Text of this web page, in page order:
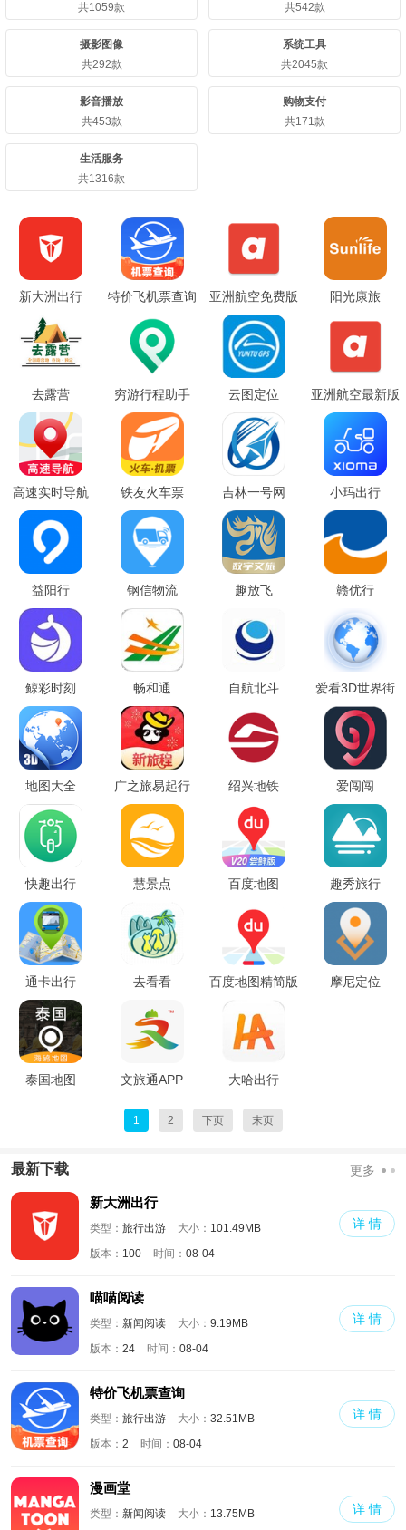
共1059款
共542款
摄影图像
共292款
系统工具
共2045款
影音播放
共453款
购物支付
共171款
生活服务
共1316款
新大洲出行 特价飞机票查询 亚洲航空免费版 阳光康旅
去露营 穷游行程助手 云图定位 亚洲航空最新版
高速实时导航 铁友火车票 吉林一号网 小玛出行
益阳行 钢信物流 趣放飞 赣优行
鲸彩时刻 畅和通 自航北斗
爱看3D世界街
景地图
地图大全 广之旅易起行 绍兴地铁 爱闯闯
快趣出行 慧景点 百度地图 趣秀旅行
通卡出行 去看看 百度地图精简版 摩尼定位
泰国地图 文旅通APP 大哈出行
1 2 下页 末页
最新下载 更多
新大洲出行
类型： 旅行出游 大小： 101.49MB
版本： 100 时间： 08-04
详 情
喵喵阅读
类型： 新闻阅读 大小： 9.19MB
版本： 24 时间： 08-04
详 情
特价飞机票查询
类型： 旅行出游 大小： 32.51MB
版本： 2 时间： 08-04
详 情
漫画堂
类型： 新闻阅读 大小： 13.75MB 详 情